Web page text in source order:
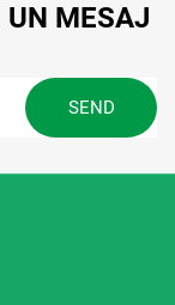
UN MESAJ